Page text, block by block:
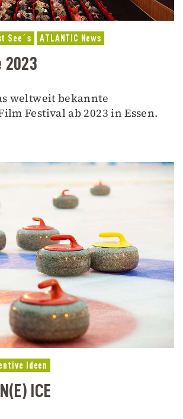
See´s ATLANTIC News
2023
weltweit bekannte
Festival ab 2023 in Essen.
Ideen
ICE